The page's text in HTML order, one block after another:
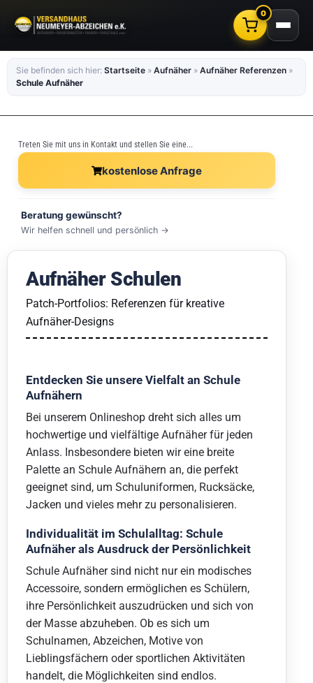
0
Sie befinden sich hier: Startseite » Aufnäher » Aufnäher Referenzen »
Schule Aufnäher
Treten Sie mit uns in Kontakt und stellen Sie eine...
kostenlose Anfrage
Beratung gewünscht?
Wir helfen schnell und persönlich →
Aufnäher Schulen
Patch-Portfolios: Referenzen für kreative
Aufnäher-Designs
Entdecken Sie unsere Vielfalt an Schule
Aufnähern
Bei unserem Onlineshop dreht sich alles um
hochwertige und vielfältige Aufnäher für jeden
Anlass. Insbesondere bieten wir eine breite
Palette an Schule Aufnähern an, die perfekt
geeignet sind, um Schuluniformen, Rucksäcke,
Jacken und vieles mehr zu personalisieren.
Individualität im Schulalltag: Schule
Aufnäher als Ausdruck der Persönlichkeit
Schule Aufnäher sind nicht nur ein modisches
Accessoire, sondern ermöglichen es Schülern,
ihre Persönlichkeit auszudrücken und sich von
der Masse abzuheben. Ob es sich um
Schulnamen, Abzeichen, Motive von
Lieblingsfächern oder sportlichen Aktivitäten
handelt, die Möglichkeiten sind endlos.